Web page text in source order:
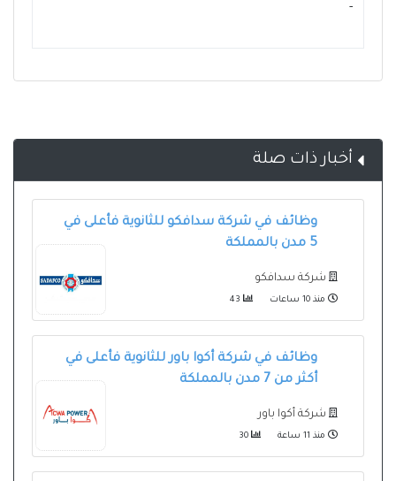
- ‏
أخبار ذات صلة
وظائف في شركة سدافكو للثانوية فأعلى في
5 مدن بالمملكة
شركة سدافكو
منذ 10 ساعات
وظائف في شركة أكوا باور للثانوية فأعلى في
أكثر من 7 مدن بالمملكة
شركة أكوا باور
منذ 11 ساعة